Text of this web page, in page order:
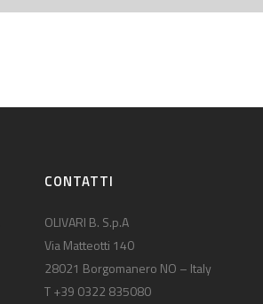
CONTATTI
OLIVARI B. S.p.A
Via Matteotti 140
28021 Borgomanero NO – Italy
T +39 0322 835080